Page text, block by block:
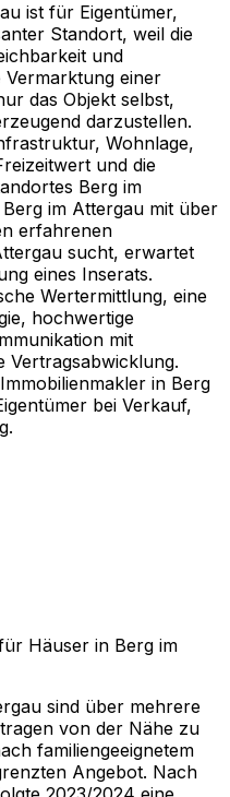
ist für Eigentümer,
Standort, weil die
und
einer
das Objekt selbst,
darzustellen.
Wohnlage,
und die
Berg im
im Attergau mit über
erfahrenen
sucht, erwartet
eines Inserats.
Wertermittlung, eine
hochwertige
mit
Vertragsabwicklung.
in Berg
bei Verkauf,
Häuser in Berg im
sind über mehrere
von der Nähe zu
familiengeeignetem
Angebot. Nach